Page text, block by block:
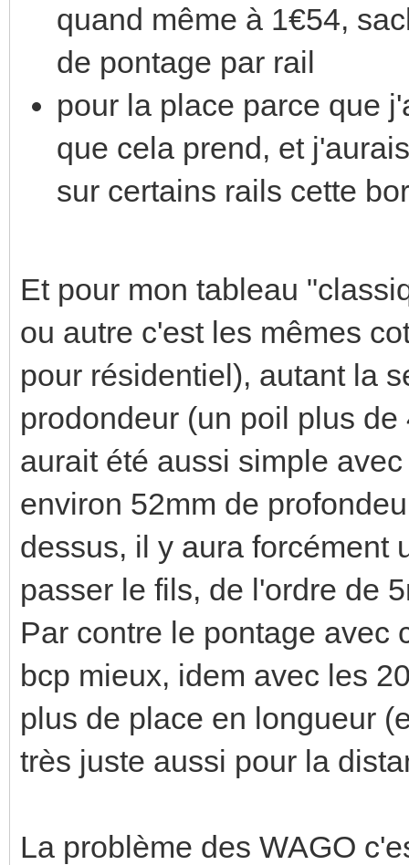
quand même à 1€54,
de pontage par rail
pour la place parce que
que cela prend, et
sur certains rails cette
Et pour mon tableau
ou autre c'est les mêmes
pour résidentiel), autant la
prodondeur (un poil plus
aurait été aussi simple
environ 52mm de
dessus, il y aura forcément
passer le fils, de l'ordre de
Par contre le pontage avec
bcp mieux, idem avec les
plus de place en longueur
très juste aussi pour la
La problème des WAGO